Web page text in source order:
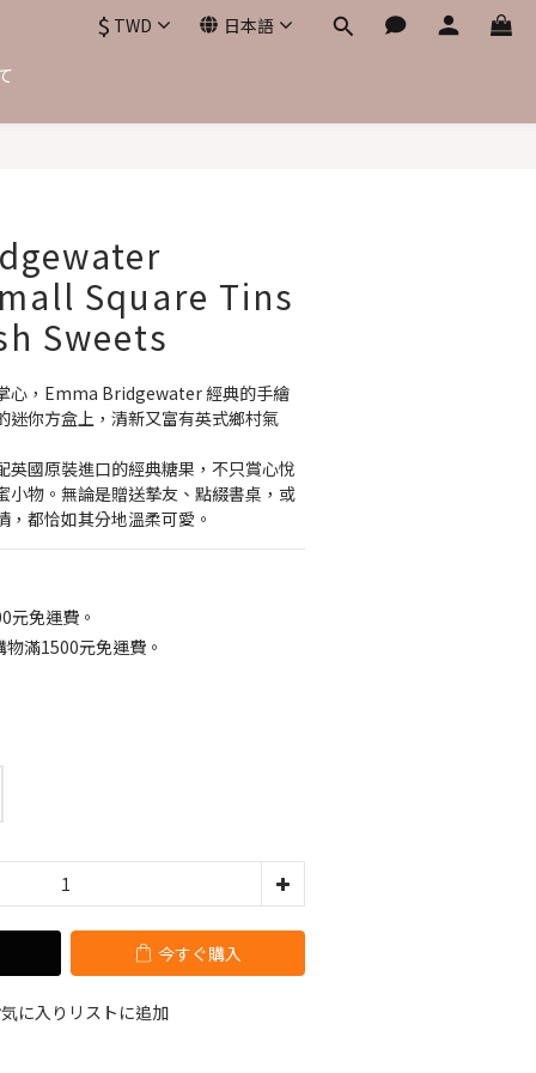
$ TWD 日本語
Square Tins
Sweets
心，Emma Bridgewater 經典的手繪
迷你方盒上，清新又富有英式鄉村氣
英國原裝進口的經典糖果，不只賞心悅
小物。無論是贈送摯友、點綴書桌，或
，都恰如其分地溫柔可愛。
元免運費。
滿1500元免運費。
今すぐ購入
に入りリストに追加